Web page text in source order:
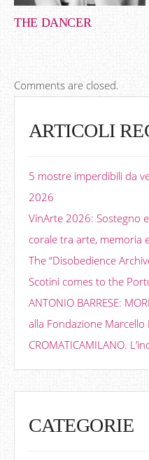
THE DANCER
Comments are closed.
ARTICOLI
5 mostre imperdibili da
2026
VinArte 2026: Sostegno
corale tra arte, memoria
The “Disobedience
Scotini comes to the
ANTONIO BARRESE:
alla Fondazione
CROMATICAMILANO.
CATEGORIE